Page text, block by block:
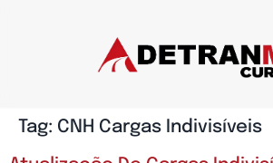
Tag: CNH Cargas Indivisíveis